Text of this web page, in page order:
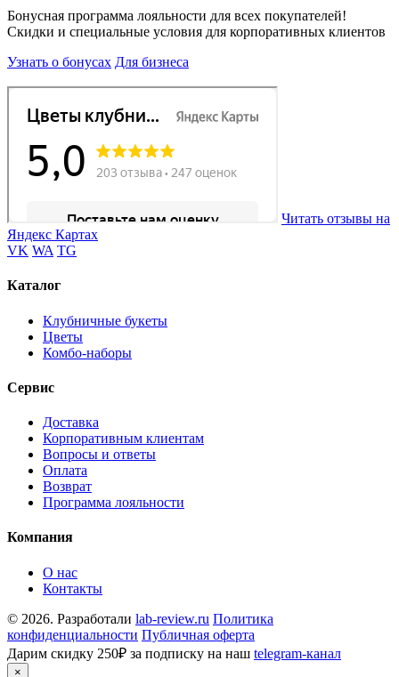
Бонусная программа лояльности для всех покупателей!
Скидки и специальные условия для корпоративных клиентов
Узнать о бонусах Для бизнеса
Читать отзывы на
Яндекс Картах
VK WA TG
Каталог
Клубничные букеты
Цветы
Комбо-наборы
Сервис
Доставка
Корпоративным клиентам
Вопросы и ответы
Оплата
Возврат
Программа лояльности
Компания
О нас
Контакты
© 2026. Разработали lab-review.ru Политика
конфиденциальности Публичная оферта
Дарим скидку 250₽ за подписку на наш telegram-канал
×